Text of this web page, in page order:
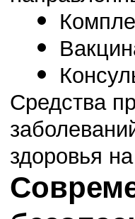
Средства
здоровья